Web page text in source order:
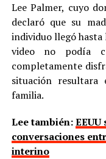
Lee Palmer, cuyo
declaró que su
individuo llegó hasta
video no podía
completamente
situación resultara
familia.
Lee también:
conversaciones
interino